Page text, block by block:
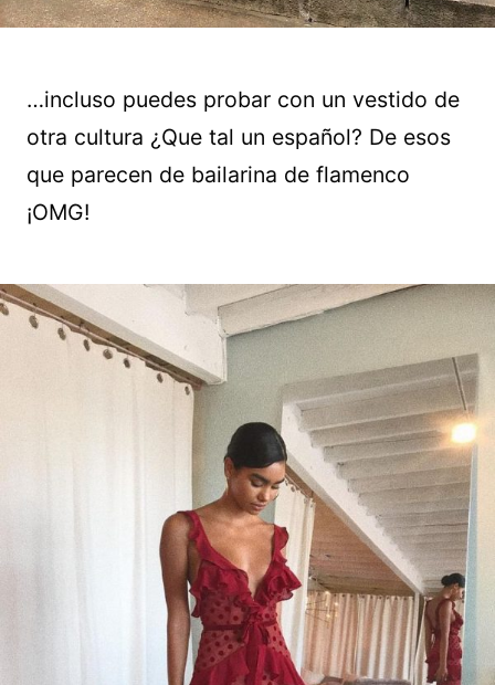
…incluso puedes probar con un vestido de
otra cultura ¿Que tal un español? De esos
que parecen de bailarina de flamenco
¡OMG!